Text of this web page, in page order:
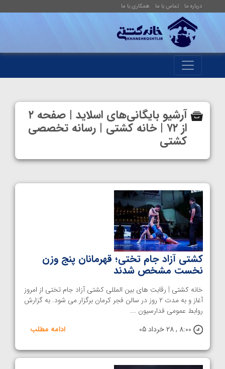
درباره ما تماس با ما همکاری با ما
آرشیو بایگانی‌های اسلاید | صفحه ۲
از ۷۲ | خانه کشتی | رسانه تخصصی
کشتی
کشتی آزاد جام تختی؛ قهرمانان پنج وزن
نخست مشخص شدند
خانه کشتی | رقابت های بین المللی کشتی آزاد جام تختی از امروز
آغاز و به مدت ۲ روز در سالن فجر کرمان برگزار می شود. به گزارش
روابط عمومی فدارسیون ...
8:00 , 28 خرداد 05
ادامه مطلب